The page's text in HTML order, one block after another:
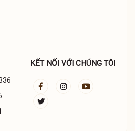
KẾT NỐI VỚI CHÚNG TÔI